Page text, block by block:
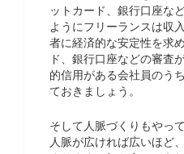
ットカード、銀行口座な
ようにフリーランスは収
者に経済的な安定性を求
ド、銀行口座などの審査
的信用がある会社員のう
ておきましょう。
そして人脈づくりもやっ
人脈が広ければ広いほど